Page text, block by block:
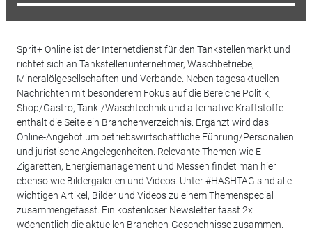
Sprit+ Online ist der Internetdienst für den Tankstellenmarkt und
richtet sich an Tankstellenunternehmer, Waschbetriebe,
Mineralölgesellschaften und Verbände. Neben tagesaktuellen
Nachrichten mit besonderem Fokus auf die Bereiche Politik,
Shop/Gastro, Tank-/Waschtechnik und alternative Kraftstoffe
enthält die Seite ein Branchenverzeichnis. Ergänzt wird das
Online-Angebot um betriebswirtschaftliche Führung/Personalien
und juristische Angelegenheiten. Relevante Themen wie E-
Zigaretten, Energiemanagement und Messen findet man hier
ebenso wie Bildergalerien und Videos. Unter #HASHTAG sind alle
wichtigen Artikel, Bilder und Videos zu einem Themenspecial
zusammengefasst. Ein kostenloser Newsletter fasst 2x
wöchentlich die aktuellen Branchen-Geschehnisse zusammen.